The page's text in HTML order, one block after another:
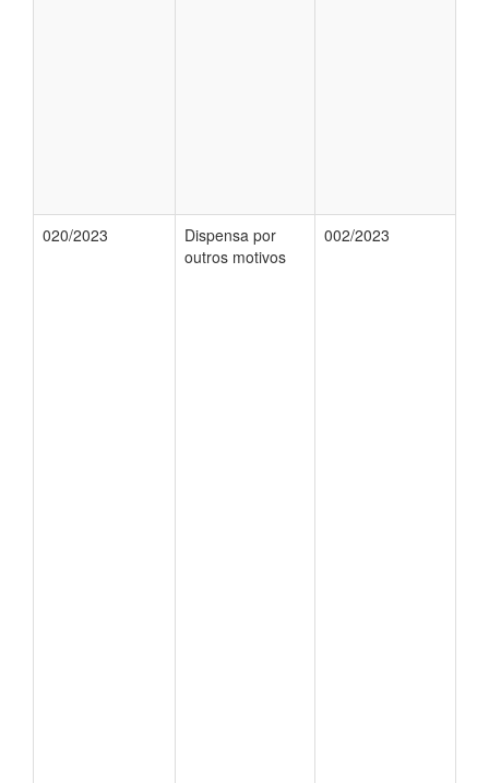
020/2023
Dispensa por
outros motivos
002/2023